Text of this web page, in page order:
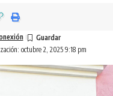
octubre 2, 2025 9:18 pm